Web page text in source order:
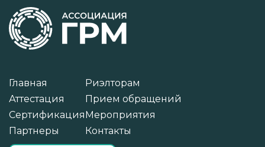
Главная
Аттестация
Сертификация
Партнеры
Риэлторам
Прием обращений
Мероприятия
Контакты